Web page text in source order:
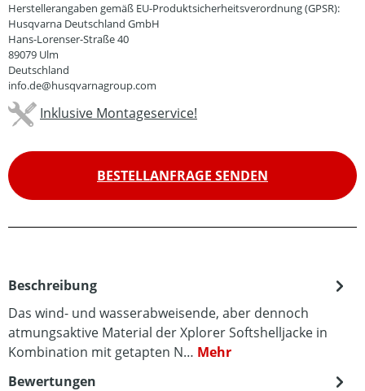
Herstellerangaben gemäß EU-Produktsicherheitsverordnung (GPSR):
Husqvarna Deutschland GmbH
Hans-Lorenser-Straße 40
89079 Ulm
Deutschland
info.de@husqvarnagroup.com
Inklusive Montageservice!
BESTELLANFRAGE SENDEN
Beschreibung
Das wind- und wasserabweisende, aber dennoch
atmungsaktive Material der Xplorer Softshelljacke in
Kombination mit getapten N… Mehr
Bewertungen